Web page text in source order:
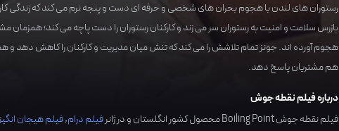
رستوران های لندن با هجوم بحران های شخصی و حرفه ای دست و پنجه نرم می کند که زندگی
بازرس سلامت و امنیت به رستوران سر می زند و کارکنان رستوران را دست پاچه می کند؛ همزمان
هجوم آورده اند. جونز تمام تلاشش را می کند که تنش میان مدیریت و کارکنان را کاهش دهد و
هم مشتریان پاسخ دهد.
درباره فیلم نقطه جوش
فیلم نقطه جوش Boiling Point محصول کشور انگلستانو در ژانرفیلم درام,فیلم هیجان انگیز